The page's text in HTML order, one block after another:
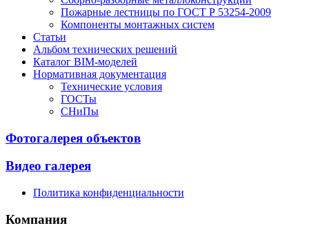
Пожарные лестницы по ГОСТ Р 53254-2009
Компоненты монтажных систем
Статьи
Альбом технических решений
Каталог BIM-моделей
Нормативная документация
Технические условия
ГОСТы
СНиПы
Фотогалерея объектов
Видео галерея
Политика конфиденциальности
Компания